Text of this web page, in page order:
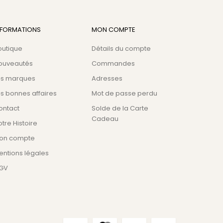
marques
bonnes affaires
Histoire
compte
légales
MON COMPTE
Détails du compte
Commandes
Adresses
Mot de passe perdu
Solde de la Carte
Cadeau